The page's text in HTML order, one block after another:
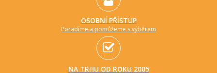
OSOBNÍ PŘÍSTUP
Poradíme a pomůžeme s výběrem
NA TRHU OD ROKU 2005